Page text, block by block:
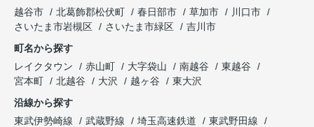
越谷市
北葛飾郡松伏町 春日部市 草加市
川口市
さいたま市岩槻区
さいたま市緑区
吉川市
町名から探す
レイクタウン
赤山町 大字袋山 南越谷
東越谷
宮本町
北越谷 大沢 越ヶ谷
東大沢
沿線から探す
東武伊勢崎線
武蔵野線 埼玉高速鉄道
東武野田線